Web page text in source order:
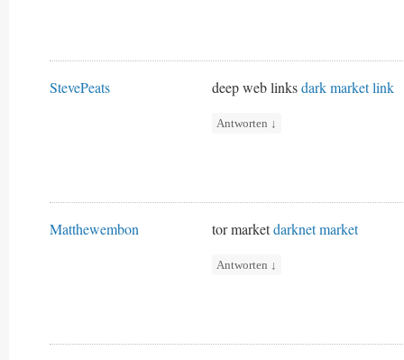
StevePeats deep web linksdark market link
Antworten ↓
Matthewembon tor marketdarknet market
Antworten ↓